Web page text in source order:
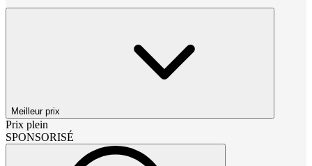
Meilleur prix
Prix plein
SPONSORISÉ